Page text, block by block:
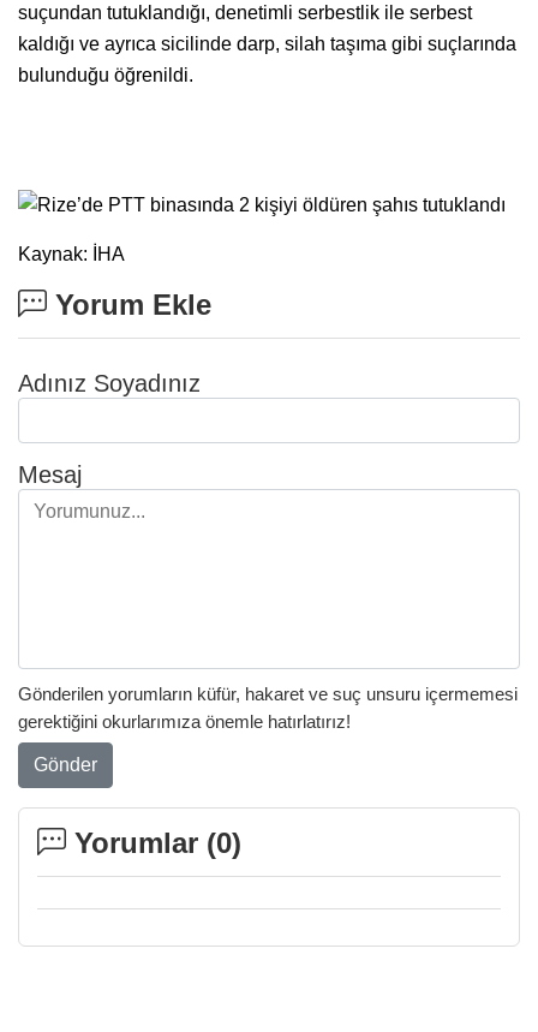
suçundan tutuklandığı, denetimli serbestlik ile serbest
kaldığı ve ayrıca sicilinde darp, silah taşıma gibi suçlarında
bulunduğu öğrenildi.
Kaynak: İHA
Yorum Ekle
Adınız Soyadınız
Mesaj
Gönderilen yorumların küfür, hakaret ve suç unsuru içermemesi
gerektiğini okurlarımıza önemle hatırlatırız!
Gönder
Yorumlar (0)